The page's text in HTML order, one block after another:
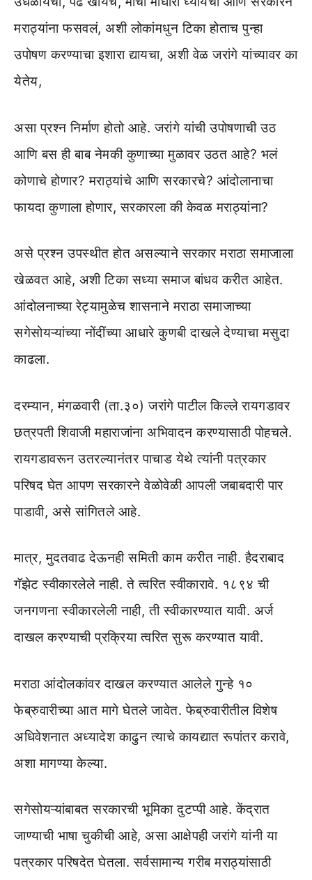
मराठ्यांना फसवलं, अशी लोकांमधुन टिका होताच पुन्हा
उपोषण करण्याचा इशारा द्यायचा, अशी वेळ जरांगे यांच्यावर का
येतेय,
असा प्रश्न निर्माण होतो आहे. जरांगे यांची उपोषणाची उठ
आणि बस ही बाब नेमकी कुणाच्या मुळावर उठत आहे? भलं
कोणाचे होणार? मराठ्यांचे आणि सरकारचे? आंदोलानाचा
फायदा कुणाला होणार, सरकारला की केवळ मराठ्यांना?
असे प्रश्न उपस्थीत होत असल्याने सरकार मराठा समाजाला
खेळवत आहे, अशी टिका सध्या समाज बांधव करीत आहेत.
आंदोलनाच्या रेट्यामुळेच शासनाने मराठा समाजाच्या
सगेसोयऱ्यांच्या नोंदींच्या आधारे कुणबी दाखले देण्याचा मसुदा
काढला.
दरम्यान, मंगळवारी (ता.३०) जरांगे पाटील किल्ले रायगडावर
छत्रपती शिवाजी महाराजांना अभिवादन करण्यासाठी पोहचले.
रायगडावरून उतरल्यानंतर पाचाड येथे त्यांनी पत्रकार
परिषद घेत आपण सरकारने वेळोवेळी आपली जबाबदारी पार
पाडावी, असे सांगितले आहे.
मात्र, मुदतवाढ देऊनही समिती काम करीत नाही. हैदराबाद
गॅझेट स्वीकारलेले नाही. ते त्वरित स्वीकारावे. १८९४ ची
जनगणना स्वीकारलेली नाही, ती स्वीकारण्यात यावी. अर्ज
दाखल करण्याची प्रक्रिया त्वरित सुरू करण्यात यावी.
मराठा आंदोलकांवर दाखल करण्यात आलेले गुन्हे १०
फेब्रुवारीच्या आत मागे घेतले जावेत. फेब्रुवारीतील विशेष
अधिवेशनात अध्यादेश काढुन त्याचे कायद्यात रूपांतर करावे,
अशा मागण्या केल्या.
सगेसोयऱ्यांबाबत सरकारची भूमिका दुटप्पी आहे. केंद्रात
जाण्याची भाषा चुकीची आहे, असा आक्षेपही जरांगे यांनी या
पत्रकार परिषदेत घेतला. सर्वसामान्य गरीब मराठ्यांसाठी